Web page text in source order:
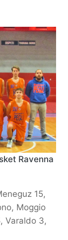
Ravenna
15,
Moggio
Varaldo 3,